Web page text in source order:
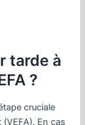
tarde à
?
cruciale
(VEFA). En cas